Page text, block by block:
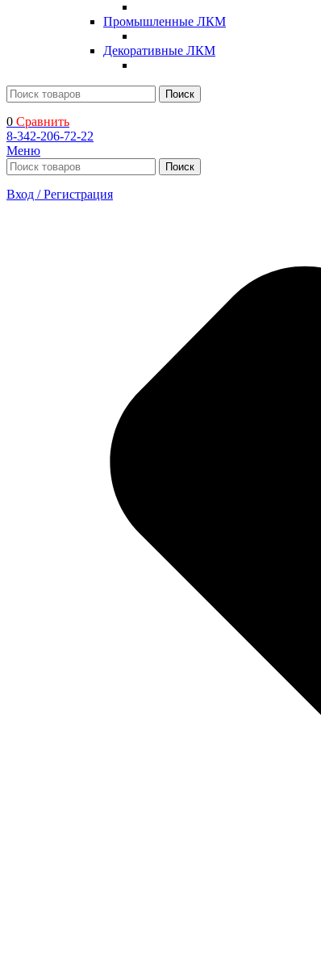
Промышленные ЛКМ
Декоративные ЛКМ
Поиск
0 Сравнить
8-342-206-72-22
Меню
Поиск
Вход / Регистрация